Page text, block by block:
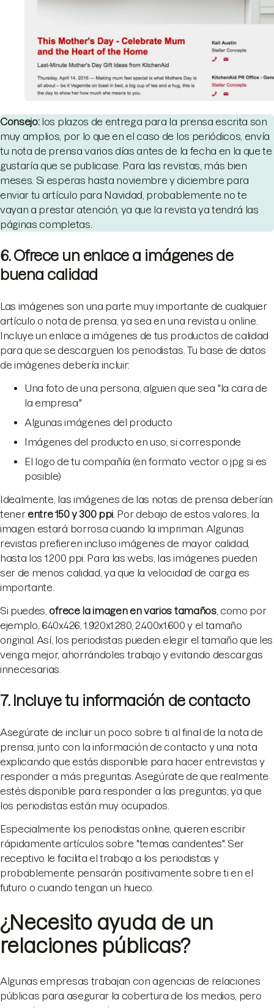
Consejo:los plazos de entrega para la prensa escrita son
muy amplios, por lo que en el caso de los periódicos, envía
tu nota de prensa varios días antes de la fecha en la que te
gustaría que se publicase. Para las revistas, más bien
meses. Si esperas hasta noviembre y diciembre para
enviar tu artículo para Navidad, probablemente no te
vayan a prestar atención, ya que la revista ya tendrá las
páginas completas.
6. Ofrece un enlace a imágenes de
buena calidad
Las imágenes son una parte muy importante de cualquier
artículo o nota de prensa, ya sea en una revista u online.
Incluye un enlace a imágenes de tus productos de calidad
para que se descarguen los periodistas. Tu base de datos
de imágenes debería incluir:
Una foto de una persona, alguien que sea "la cara de
la empresa"
Algunas imágenes del producto
Imágenes del producto en uso, si corresponde
El logo de tu compañía (en formato vector o jpg si es
posible)
Idealmente, las imágenes de las notas de prensa deberían
tener entre 150 y 300 ppi . Por debajo de estos valores, la
imagen estará borrosa cuando la impriman. Algunas
revistas prefieren incluso imágenes de mayor calidad,
hasta los 1.200 ppi. Para las webs, las imágenes pueden
ser de menos calidad, ya que la velocidad de carga es
importante.
Si puedes, ofrece la imagen en varios tamaños, como por
ejemplo, 640x426, 1.920x1.280, 2.400x1.600 y el tamaño
original. Así, los periodistas pueden elegir el tamaño que les
venga mejor, ahorrándoles trabajo y evitando descargas
innecesarias.
7. Incluye tu información de contacto
Asegúrate de incluir un poco sobre ti al final de la nota de
prensa, junto con la información de contacto y una nota
explicando que estás disponible para hacer entrevistas y
responder a más preguntas. Asegúrate de que realmente
estés disponible para responder a las preguntas, ya que
los periodistas están muy ocupados.
Especialmente los periodistas online, quieren escribir
rápidamente artículos sobre "temas candentes". Ser
receptivo le facilita el trabajo a los periodistas y
probablemente pensarán positivamente sobre ti en el
futuro o cuando tengan un hueco.
¿Necesito ayuda de un
relaciones públicas?
Algunas empresas trabajan con agencias de relaciones
públicas para asegurar la cobertura de los medios, pero